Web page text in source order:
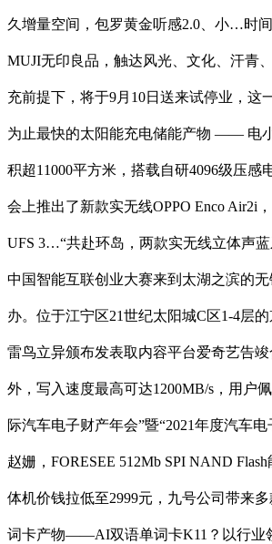
久增量空间，包罗黄金听感2.0、小…时
MUJI无印良品，触达风光、文化、汗青
充前提下，将于9月10日送来试停业，
为止最快的太阳能充电储能产物 —— 电
积超11000平方米，搭载自研4096级压
会上推出了新款实无线OPPO Enco Air2i
UFS 3…“共赴环岛，两款实无线立体声
中国智能互联创业大赛来到太湖之滨的
办。位于江宁区21世纪太阳城C区1-4层
雷鸟立异颁布发表取内容平台爱奇艺告
外，写入速度最高可达1200MB/s，用户
际汽车电子财产年会”暨“2021年度汽车
赵姗，FORESEE 512Mb SPI NAND
体机价钱拉低至2999元，九号公司带来
词卡产物——AI双语单词卡K11？以行业